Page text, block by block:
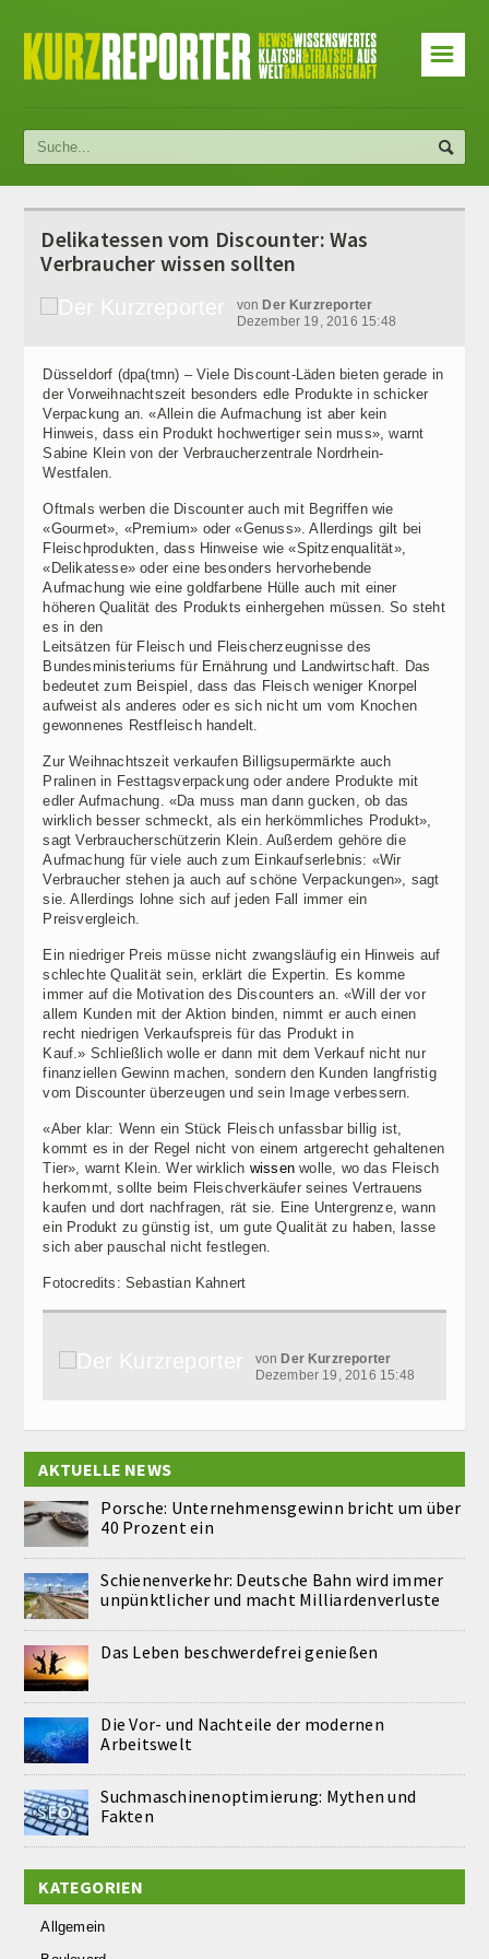
☰
Delikatessen vom Discounter: Was
Verbraucher wissen sollten
von Der Kurzreporter
Dezember 19, 2016 15:48
Düsseldorf (dpa(tmn) – Viele Discount-Läden bieten gerade in
der Vorweihnachtszeit besonders edle Produkte in schicker
Verpackung an. «Allein die Aufmachung ist aber kein
Hinweis, dass ein Produkt hochwertiger sein muss», warnt
Sabine Klein von der Verbraucherzentrale Nordrhein-
Westfalen.
Oftmals werben die Discounter auch mit Begriffen wie
«Gourmet», «Premium» oder «Genuss». Allerdings gilt bei
Fleischprodukten, dass Hinweise wie «Spitzenqualität»,
«Delikatesse» oder eine besonders hervorhebende
Aufmachung wie eine goldfarbene Hülle auch mit einer
höheren Qualität des Produkts einhergehen müssen. So steht
es in den
Leitsätzen für Fleisch und Fleischerzeugnisse des
Bundesministeriums für Ernährung und Landwirtschaft. Das
bedeutet zum Beispiel, dass das Fleisch weniger Knorpel
aufweist als anderes oder es sich nicht um vom Knochen
gewonnenes Restfleisch handelt.
Zur Weihnachtszeit verkaufen Billigsupermärkte auch
Pralinen in Festtagsverpackung oder andere Produkte mit
edler Aufmachung. «Da muss man dann gucken, ob das
wirklich besser schmeckt, als ein herkömmliches Produkt»,
sagt Verbraucherschützerin Klein. Außerdem gehöre die
Aufmachung für viele auch zum Einkaufserlebnis: «Wir
Verbraucher stehen ja auch auf schöne Verpackungen», sagt
sie. Allerdings lohne sich auf jeden Fall immer ein
Preisvergleich.
Ein niedriger Preis müsse nicht zwangsläufig ein Hinweis auf
schlechte Qualität sein, erklärt die Expertin. Es komme
immer auf die Motivation des Discounters an. «Will der vor
allem Kunden mit der Aktion binden, nimmt er auch einen
recht niedrigen Verkaufspreis für das Produkt in
Kauf.» Schließlich wolle er dann mit dem Verkauf nicht nur
finanziellen Gewinn machen, sondern den Kunden langfristig
vom Discounter überzeugen und sein Image verbessern.
«Aber klar: Wenn ein Stück Fleisch unfassbar billig ist,
kommt es in der Regel nicht von einem artgerecht gehaltenen
Tier», warnt Klein. Wer wirklich wissen wolle, wo das Fleisch
herkommt, sollte beim Fleischverkäufer seines Vertrauens
kaufen und dort nachfragen, rät sie. Eine Untergrenze, wann
ein Produkt zu günstig ist, um gute Qualität zu haben, lasse
sich aber pauschal nicht festlegen.
Fotocredits: Sebastian Kahnert
von Der Kurzreporter
Dezember 19, 2016 15:48
AKTUELLE NEWS
Porsche: Unternehmensgewinn bricht um über
40 Prozent ein
Schienenverkehr: Deutsche Bahn wird immer
unpünktlicher und macht Milliardenverluste
Das Leben beschwerdefrei genießen
Die Vor- und Nachteile der modernen
Arbeitswelt
Suchmaschinenoptimierung: Mythen und
Fakten
KATEGORIEN
Allgemein